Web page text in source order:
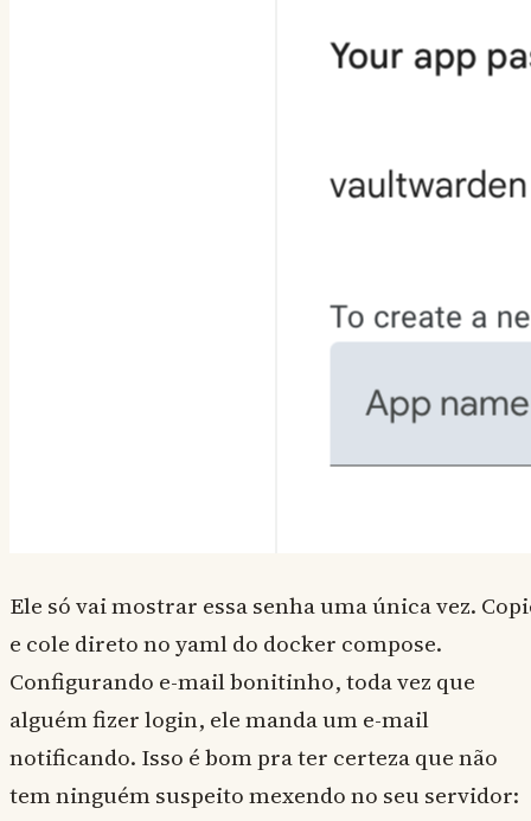
Ele só vai mostrar essa senha uma única vez.
e cole direto no yaml do docker compose.
Configurando e-mail bonitinho, toda vez que
alguém fizer login, ele manda um e-mail
notificando. Isso é bom pra ter certeza que não
tem ninguém suspeito mexendo no seu servidor: